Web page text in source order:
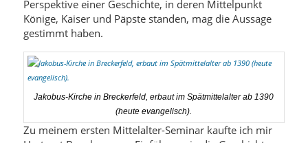
Perspektive einer Geschichte, in deren Mittelpunkt
Könige, Kaiser und Päpste standen, mag die Aussage
gestimmt haben.
Jakobus-Kirche in Breckerfeld, erbaut im Spätmittelalter ab 1390
(heute evangelisch).
Zu meinem ersten Mittelalter-Seminar kaufte ich mir